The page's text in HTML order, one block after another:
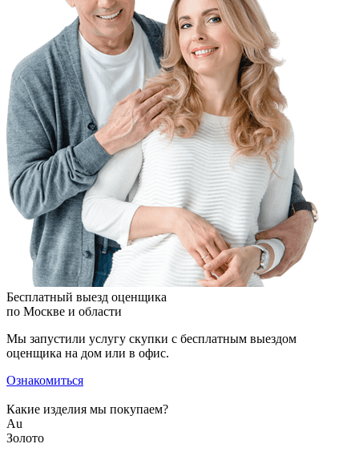
Бесплатный выезд оценщика
по Москве и области
Мы запустили услугу скупки с бесплатным выездом
оценщика на дом или в офис.
Ознакомиться
Какие изделия мы покупаем?
Au
Золото